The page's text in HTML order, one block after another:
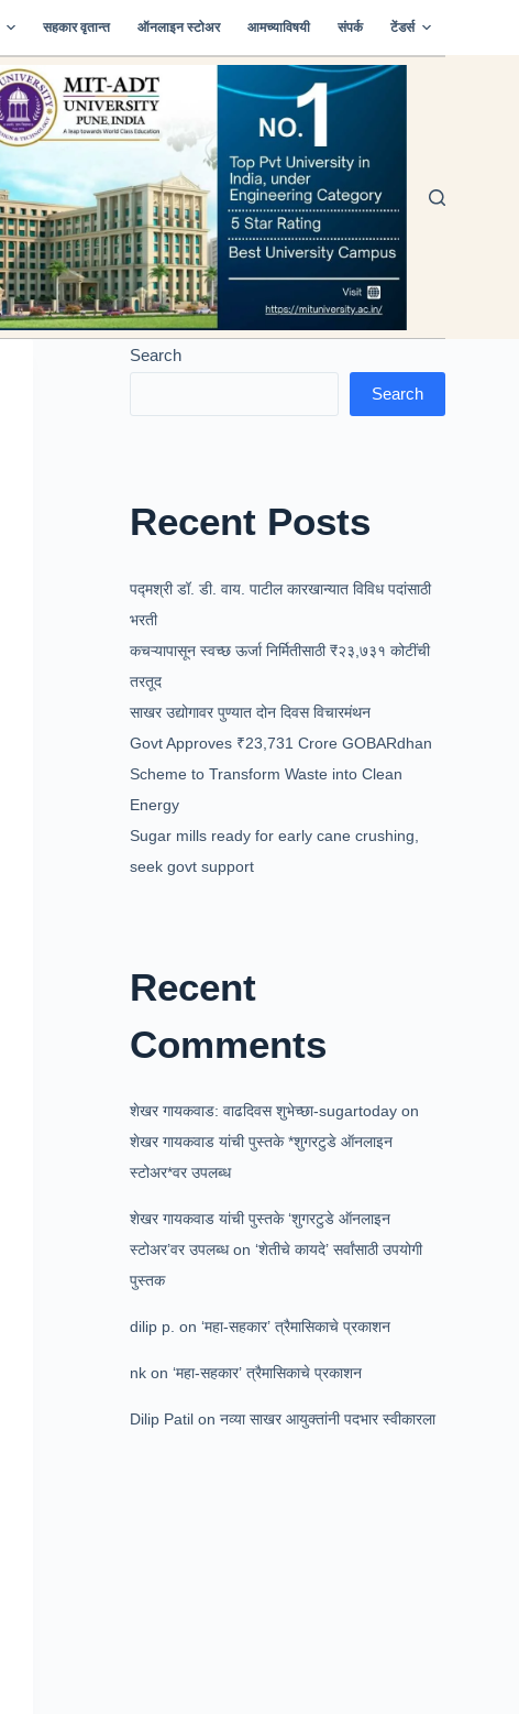
सहकार वृतान्त ऑनलाइन स्टोअर आमच्याविषयी संपर्क टेंडर्स
Search
Search
Recent Posts
पद्मश्री डॉ. डी. वाय. पाटील कारखान्यात विविध पदांसाठी
भरती
कचऱ्यापासून स्वच्छ ऊर्जा निर्मितीसाठी ₹२३,७३१ कोटींची
तरतूद
साखर उद्योगावर पुण्यात दोन दिवस विचारमंथन
Govt Approves ₹23,731 Crore GOBARdhan
Scheme to Transform Waste into Clean
Energy
Sugar mills ready for early cane crushing,
seek govt support
Recent
Comments
शेखर गायकवाड: वाढदिवस शुभेच्छा-sugartoday on
शेखर गायकवाड यांची पुस्तके *शुगरटुडे ऑनलाइन
स्टोअर*वर उपलब्ध
शेखर गायकवाड यांची पुस्तके ‘शुगरटुडे ऑनलाइन
स्टोअर’वर उपलब्धon‘शेतीचे कायदे’ सर्वांसाठी उपयोगी
पुस्तक
dilip p. on‘महा-सहकार’ त्रैमासिकाचे प्रकाशन
nk on‘महा-सहकार’ त्रैमासिकाचे प्रकाशन
Dilip Patil onनव्या साखर आयुक्तांनी पदभार स्वीकारला